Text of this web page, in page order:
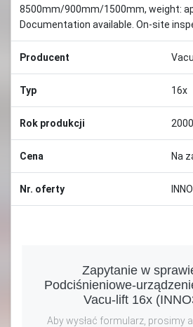
8500mm/900mm/1500mm, weight:
Documentation available. On-site
Producent
Typ 16x
Rok produkcji 2000
Cena Na
Nr. oferty
Zapytanie w
Podciśnieniowe-
Vacu-lift 16x
Aby wysłać formularz, prosimy